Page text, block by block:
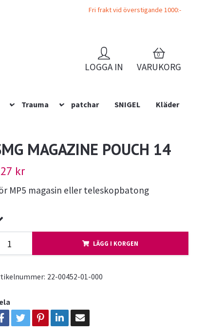
Fri frakt vid överstigande 1000:-
LOGGA IN
0
VARUKORG
Trauma patchar SNIGEL
Kläder
MAGAZINE POUCH 14
kr
MP5 magasin eller teleskopbatong
LÄGG I KORGEN
22-00452-01-000